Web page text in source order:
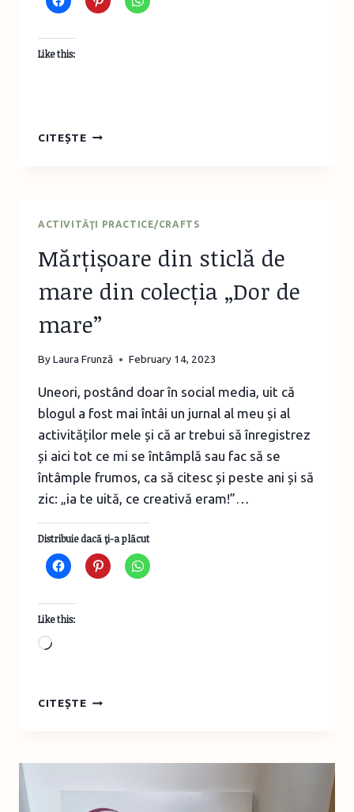
Like this:
CITEȘTEFELICITARE
DIN
STICLĂ
DE
MARE
ACTIVITĂŢI PRACTICE/CRAFTS
Mărțișoare din sticlă de
mare din colecția „Dor de
mare”
ByLaura Frunză February 14, 2023
Uneori, postând doar în social media, uit că
blogul a fost mai întâi un jurnal al meu și al
activităților mele și că ar trebui să înregistrez
și aici tot ce mi se întâmplă sau fac să se
întâmple frumos, ca să citesc și peste ani și să
zic: „ia te uită, ce creativă eram!”…
Distribuie dacă ţi-a plăcut
Like this:
Loading…
CITEȘTEMĂRȚIȘOARE
MARE